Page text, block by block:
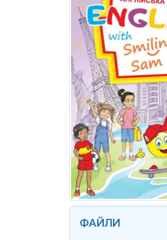
ФАЙЛИ